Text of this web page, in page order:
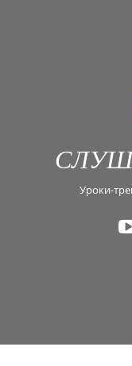
Уроки-